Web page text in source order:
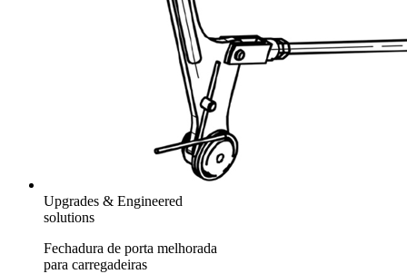
Upgrades & Engineered
solutions
Fechadura de porta melhorada
para carregadeiras